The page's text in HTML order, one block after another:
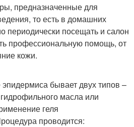
предназначенные для
то есть в домашних
периодически посещать и салон
профессиональную помощь, от
кожи.
бывает двух типов –
масла или
геля
проводится: